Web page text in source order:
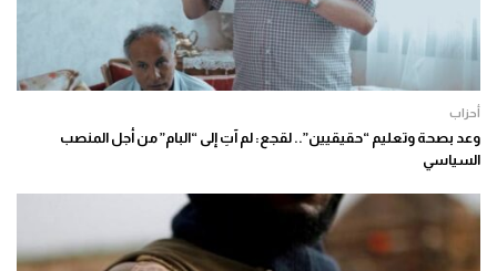
أحزاب
وعد بصحة وتعليم “حقيقيين”.. لقجع: لم آتِ إلى “البام” من أجل المنصب
السياسي